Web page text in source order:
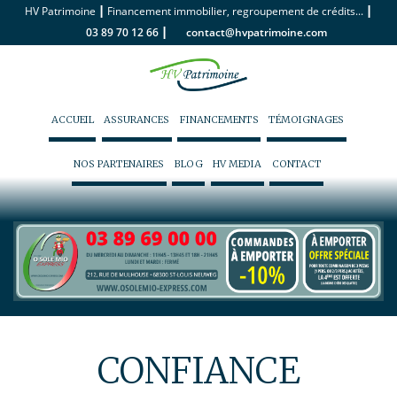
HV Patrimoine | Financement immobilier, regroupement de crédits... |
03 89 70 12 66 | contact@hvpatrimoine.com
ACCUEIL ASSURANCES FINANCEMENTS TÉMOIGNAGES
NOS PARTENAIRES BLOG HV MEDIA CONTACT
CONFIANCE